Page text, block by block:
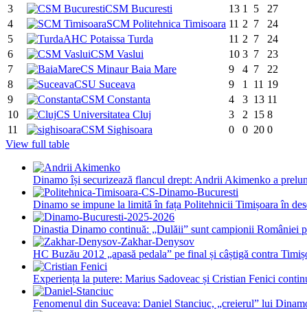
3
CSM Bucuresti 13 1 5
27
4
SCM Politehnica Timisoara 11 2 7
24
5
AHC Potaissa Turda 11 2 7
24
6
CSM Vaslui 10 3 7
23
7
CS Minaur Baia Mare 9 4 7
22
8
CSU Suceava 9 1 11 19
9
CSM Constanta 4 3 13 11
10
CS Universitatea Cluj 3 2 15 8
11
CSM Sighisoara 0 0 20 0
View full table
Dinamo își securizează flancul drept: Andrii Akimenko a
Dinamo se impune la limită în fața Politehnicii Timișoara în
Dinastia Dinamo continuă: „Dulăii” sunt campionii României
HC Buzău 2012 „apasă pedala” pe final și câștigă contra
Experiența la putere: Marius Sadoveac și Cristian Fenici
Fenomenul din Suceava: Daniel Stanciuc, „creierul” lui